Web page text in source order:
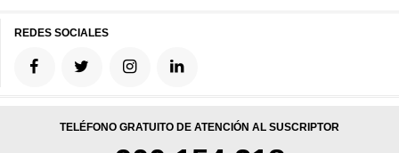
REDES SOCIALES
TELÉFONO GRATUITO DE ATENCIÓN AL SUSCRIPTOR